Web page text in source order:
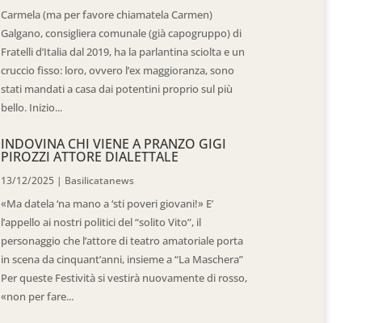
Carmela (ma per favore chiamatela Carmen)
Galgano, consigliera comunale (già capogruppo) di
Fratelli d’Italia dal 2019, ha la parlantina sciolta e un
cruccio fisso: loro, ovvero l’ex maggioranza, sono
stati mandati a casa dai potentini proprio sul più
bello. Inizio...
INDOVINA CHI VIENE A PRANZO GIGI
PIROZZI ATTORE DIALETTALE
13/12/2025 | Basilicatanews
«Ma datela ‘na mano a ‘sti poveri giovani!» E’
l’appello ai nostri politici del “solito Vito”, il
personaggio che l’attore di teatro amatoriale porta
in scena da cinquant’anni, insieme a “La Maschera”
Per queste Festività si vestirà nuovamente di rosso,
«non per fare...